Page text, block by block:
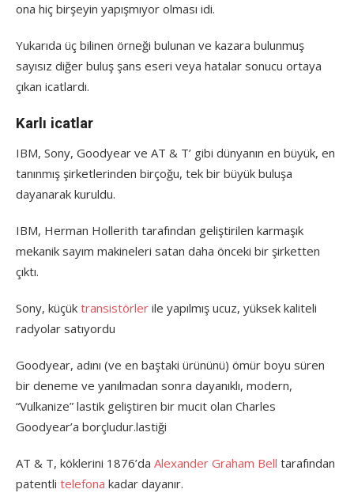
ona hiç birşeyin yapışmıyor olması idi.
Yukarıda üç bilinen örneği bulunan ve kazara bulunmuş
sayısız diğer buluş şans eseri veya hatalar sonucu ortaya
çıkan icatlardı.
Karlı icatlar
IBM, Sony, Goodyear ve AT & T’ gibi dünyanın en büyük, en
tanınmış şirketlerinden birçoğu, tek bir büyük buluşa
dayanarak kuruldu.
IBM, Herman Hollerith tarafından geliştirilen karmaşık
mekanik sayım makineleri satan daha önceki bir şirketten
çıktı.
Sony, küçük transistörler ile yapılmış ucuz, yüksek kaliteli
radyolar satıyordu
Goodyear, adını (ve en baştaki ürününü) ömür boyu süren
bir deneme ve yanılmadan sonra dayanıklı, modern,
“Vulkanize” lastik geliştiren bir mucit olan Charles
Goodyear’a borçludur.lastiği
AT & T, köklerini 1876’da Alexander Graham Bell tarafından
patentli telefona kadar dayanır.